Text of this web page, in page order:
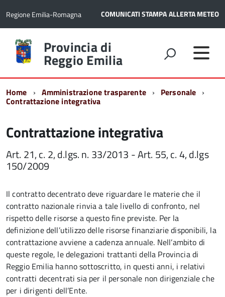
Regione Emilia-Romagna COMUNICATI STAMPAALLERTA METEO
Torna
alla
home
Provincia di
Reggio Emilia
Home Amministrazione trasparente Personale
Contrattazione integrativa
Contrattazione integrativa
Art. 21, c. 2, d.lgs. n. 33/2013 - Art. 55, c. 4, d.lgs
150/2009
Il contratto decentrato deve riguardare le materie che il
contratto nazionale rinvia a tale livello di confronto, nel
rispetto delle risorse a questo fine previste. Per la
definizione dell’utilizzo delle risorse finanziarie disponibili, la
contrattazione avviene a cadenza annuale. Nell’ambito di
queste regole, le delegazioni trattanti della Provincia di
Reggio Emilia hanno sottoscritto, in questi anni, i relativi
contratti decentrati sia per il personale non dirigenziale che
per i dirigenti dell’Ente.